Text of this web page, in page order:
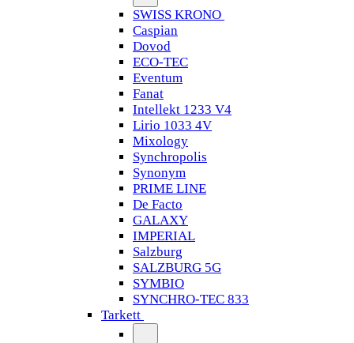
SWISS KRONO
Caspian
Dovod
ECO-TEC
Eventum
Fanat
Intellekt 1233 V4
Lirio 1033 4V
Mixology
Synchropolis
Synonym
PRIME LINE
De Facto
GALAXY
IMPERIAL
Salzburg
SALZBURG 5G
SYMBIO
SYNCHRO-TEC 833
Tarkett